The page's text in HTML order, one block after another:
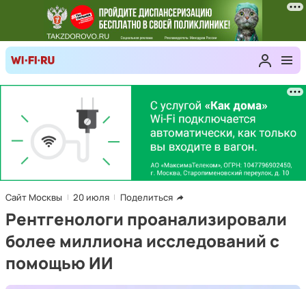
Сайт Москвы 20 июля Поделиться
Рентгенологи проанализировали
более миллиона исследований с
помощью ИИ